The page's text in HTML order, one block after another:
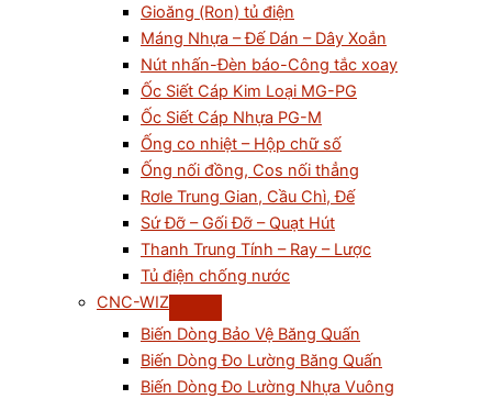
Gioăng (Ron) tủ điện
Máng Nhựa – Đế Dán – Dây Xoắn
Nút nhấn-Đèn báo-Công tắc xoay
Ốc Siết Cáp Kim Loại MG-PG
Ốc Siết Cáp Nhựa PG-M
Ống co nhiệt – Hộp chữ số
Ống nối đồng, Cos nối thẳng
Rơle Trung Gian, Cầu Chì, Đế
Sứ Đỡ – Gối Đỡ – Quạt Hút
Thanh Trung Tính – Ray – Lược
Tủ điện chống nước
CNC-WIZ
Biến Dòng Bảo Vệ Băng Quấn
Biến Dòng Đo Lường Băng Quấn
Biến Dòng Đo Lường Nhựa Vuông